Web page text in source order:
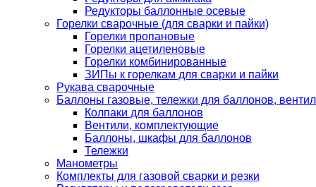
Редукторы баллонные осевые
Горелки сварочные (для сварки и пайки)
Горелки пропановые
Горелки ацетиленовые
Горелки комбинированные
ЗИПы к горелкам для сварки и пайки
Рукава сварочные
Баллоны газовые, тележки для баллонов,
Колпаки для баллонов
Вентили, комплектующие
Баллоны, шкафы для баллонов
Тележки
Манометры
Комплекты для газовой сварки и резки